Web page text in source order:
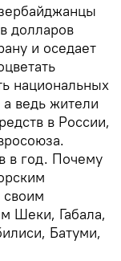
долларов
и оседает
национальных
а ведь жители
в России,
в год. Почему
Шеки, Габала,
Батуми,